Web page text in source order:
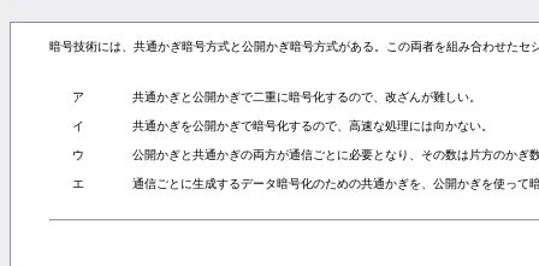
暗号技術には、共通かぎ暗号方式と公開かぎ暗号方式がある。この両者を組み合わせた
ア 共通かぎと公開かぎで二重に暗号化するので、改ざんが難しい。
イ 共通かぎを公開かぎで暗号化するので、高速な処理には向かない。
ウ 公開かぎと共通かぎの両方が通信ごとに必要となり、その数は片方のかぎ
エ 通信ごとに生成するデータ暗号化のための共通かぎを、公開かぎを使って